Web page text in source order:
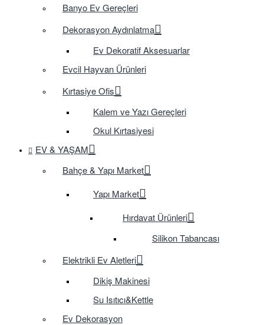
Banyo Ev Gereçleri
Dekorasyon Aydınlatma
Ev Dekoratif Aksesuarlar
Evcil Hayvan Ürünleri
Kırtasiye Ofis
Kalem ve Yazı Gereçleri
Okul Kırtasiyesi
EV & YAŞAM
Bahçe & Yapı Market
Yapı Market
Hırdavat Ürünleri
Silikon Tabancası
Elektrikli Ev Aletleri
Dikiş Makinesi
Su Isıtıcı&Kettle
Ev Dekorasyon